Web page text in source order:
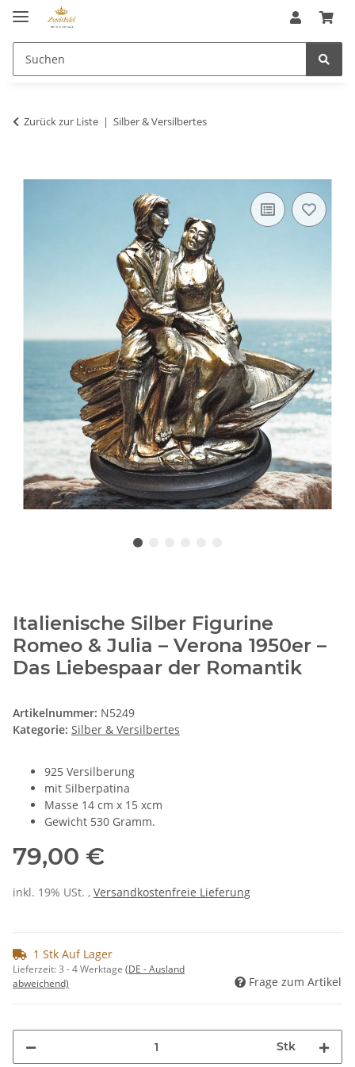
Zurück zur Liste Silber & Versilbertes
Italienische Silber Figurine
Romeo & Julia – Verona 1950er –
Das Liebespaar der Romantik
Artikelnummer: N5249
Kategorie: Silber & Versilbertes
925 Versilberung
mit Silberpatina
Masse 14 cm x 15 xcm
Gewicht 530 Gramm.
79,00 €
inkl. 19% USt. , Versandkostenfreie Lieferung
1 Stk Auf Lager
Lieferzeit:3 - 4 Werktage (DE - Ausland
abweichend)
Frage zum Artikel
Stk